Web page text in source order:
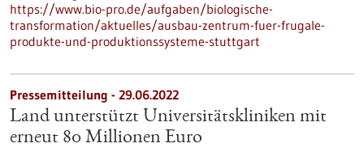
https://www.bio-pro.de/aufgaben/biologische-
transformation/aktuelles/ausbau-zentrum-fuer-frugale-
produkte-und-produktionssysteme-stuttgart
Pressemitteilung - 29.06.2022
Land unterstützt Universitätskliniken mit
erneut 80 Millionen Euro